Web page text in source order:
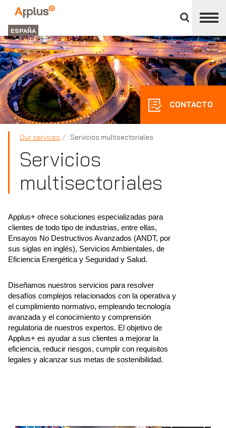
panel
Applus+
GROUP
ESPAÑA
CONTACTO
Our services Servicios multisectoriales
Servicios
multisectoriales
Applus+ ofrece soluciones especializadas para
clientes de todo tipo de industrias, entre ellas,
Ensayos No Destructivos Avanzados (ANDT, por
sus siglas en inglés), Servicios Ambientales, de
Eficiencia Energética y Seguridad y Salud.
Diseñamos nuestros servicios para resolver
desafíos complejos relacionados con la operativa y
el cumplimiento normativo, empleando tecnología
avanzada y el conocimiento y comprensión
regulatoria de nuestros expertos. El objetivo de
Applus+ es ayudar a sus clientes a mejorar la
eficiencia, reducir riesgos, cumplir con requisitos
legales y alcanzar sus metas de sostenibilidad.